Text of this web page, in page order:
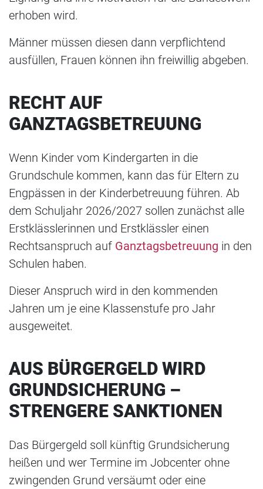
erhoben wird.
Männer müssen diesen dann verpflichtend
ausfüllen, Frauen können ihn freiwillig abgeben.
RECHT AUF
GANZTAGSBETREUUNG
Wenn Kinder vom Kindergarten in die
Grundschule kommen, kann das für Eltern zu
Engpässen in der Kinderbetreuung führen. Ab
dem Schuljahr 2026/2027 sollen zunächst alle
Erstklässlerinnen und Erstklässler einen
Rechtsanspruch auf Ganztagsbetreuung in den
Schulen haben.
Dieser Anspruch wird in den kommenden
Jahren um je eine Klassenstufe pro Jahr
ausgeweitet.
AUS BÜRGERGELD WIRD
GRUNDSICHERUNG –
STRENGERE SANKTIONEN
Das Bürgergeld soll künftig Grundsicherung
heißen und wer Termine im Jobcenter ohne
zwingenden Grund versäumt oder eine